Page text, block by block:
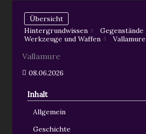
Übersicht
Hintergrundwissen
Gegenstände
Werkzeuge und Waffen
Vallamure
Vallamure
08.06.2026
Inhalt
Allgemein
Geschichte